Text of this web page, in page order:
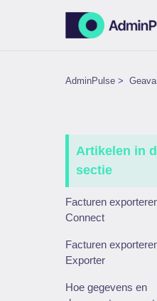
AdminPulse
Artikelen in
sectie
Facturen
Connect
Facturen
Exporter
Hoe gegevens en